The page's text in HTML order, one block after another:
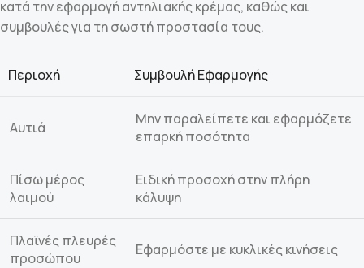
κατά την εφαρμογή αντηλιακής κρέμας, καθώς και
συμβουλές για τη σωστή προστασία τους.
Περιοχή Συμβουλή Εφαρμογής
Αυτιά
Μην παραλείπετε και εφαρμόζετε
επαρκή ποσότητα
Πίσω μέρος
λαιμού
Ειδική προσοχή στην πλήρη
κάλυψη
Πλαϊνές πλευρές
προσώπου
Εφαρμόστε με κυκλικές κινήσεις